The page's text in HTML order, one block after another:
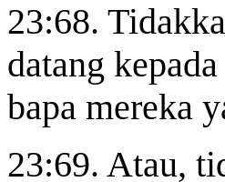
23:68.
datang
bapa mereka
23:69. Atau,